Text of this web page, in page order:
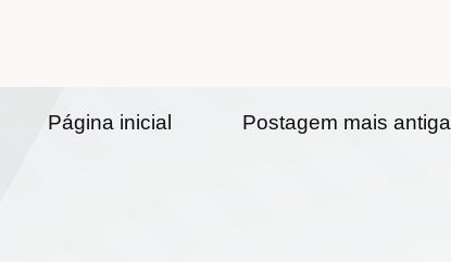
Postagem mais antiga
Página inicial